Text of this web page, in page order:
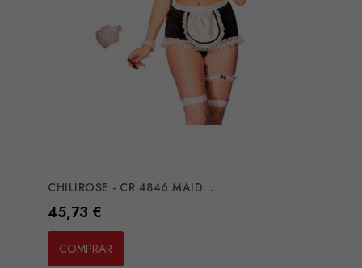
CHILIROSE - CR 4846 MAID...
Preço
45,73 €
COMPRAR